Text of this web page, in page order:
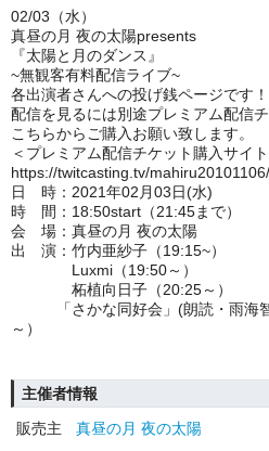
02/03（水）
真昼の月 夜の太陽presents
『太陽と月のダンス』
~無観客有料配信ライブ~
各出演者さんへの投げ銭ページです！
配信を見るには別途プレミアム配信
こちらからご購入お願い致します。
＜プレミアム配信チケット購入サイト
https://twitcasting.tv/
日 時：2021年02月03日(水)
時 間：18:50start（21:45まで）
会 場：真昼の月 夜の太陽
出 演：竹内亜紗子（19:15~）
Luxmi（19:50～）
柘植向日子（20:25～）
「さかな同好会」(朗読・雨海智
～）
主催者情報
販売主
真昼の月 夜の太陽